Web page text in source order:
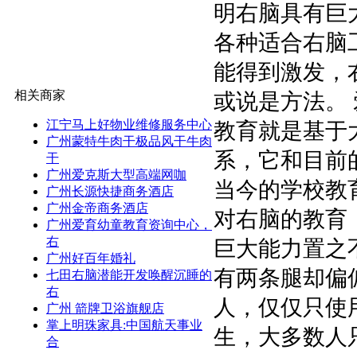
相关商家
江宁马上好物业维修服务中心
广州蒙特牛肉干极品风干牛肉
干
广州爱克斯大型高端网咖
广州长源快捷商务酒店
广州金帝商务酒店
广州爱育幼童教育资询中心，
右
广州好百年婚礼
七田右脑潜能开发唤醒沉睡的
右
广州 箭牌卫浴旗舰店
掌上明珠家具:中国航天事业
合
明右脑具有巨
各种适合右脑
能得到激发，
或说是方法。
教育就是基于
系，它和目前
当今的学校教
对右脑的教育
巨大能力置
有两条腿却偏
人，仅仅只
生，大多数